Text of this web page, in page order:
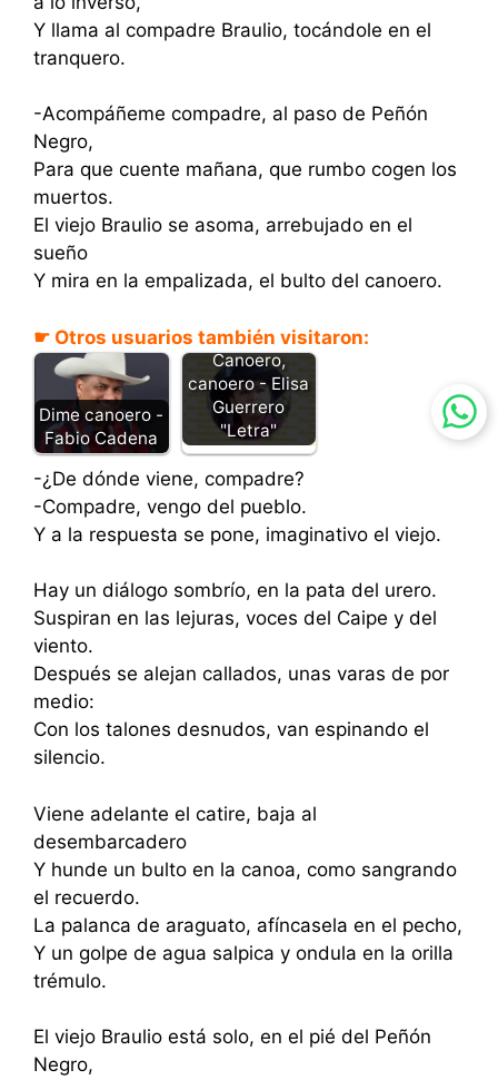
Y llama al compadre Braulio, tocándole en el
tranquero.
-Acompáñeme compadre, al paso de Peñón
Negro,
Para que cuente mañana, que rumbo cogen los
muertos.
El viejo Braulio se asoma, arrebujado en el
sueño
Y mira en la empalizada, el bulto del canoero.
☛ Otros usuarios también visitaron:
Dime canoero -
Fabio Cadena
Canoero,
canoero - Elisa
Guerrero
"Letra"
-¿De dónde viene, compadre?
-Compadre, vengo del pueblo.
Y a la respuesta se pone, imaginativo el viejo.
Hay un diálogo sombrío, en la pata del urero.
Suspiran en las lejuras, voces del Caipe y del
viento.
Después se alejan callados, unas varas de por
medio:
Con los talones desnudos, van espinando el
silencio.
Viene adelante el catire, baja al
desembarcadero
Y hunde un bulto en la canoa, como sangrando
el recuerdo.
La palanca de araguato, afíncasela en el pecho,
Y un golpe de agua salpica y ondula en la orilla
trémulo.
El viejo Braulio está solo, en el pié del Peñón
Negro,